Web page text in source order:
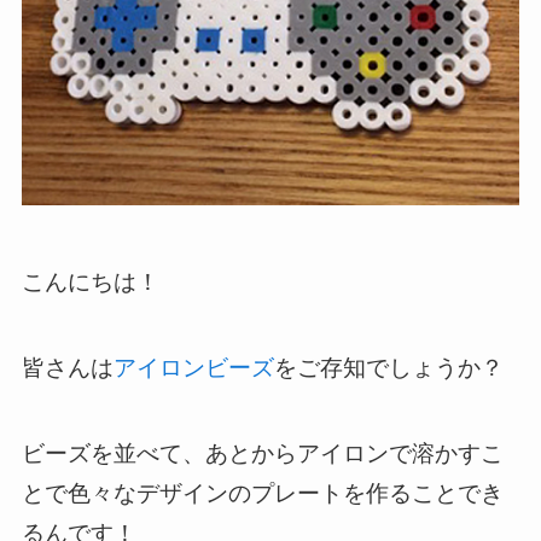
こんにちは！
皆さんはアイロンビーズをご存知でしょうか？
ビーズを並べて、あとからアイロンで溶かすこ
とで色々なデザインのプレートを作ることでき
るんです！